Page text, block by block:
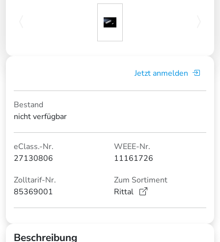
Jetzt anmelden
Bestand
nicht verfügbar
eClass.-Nr.
27130806
WEEE-Nr.
11161726
Zolltarif-Nr.
85369001
Zum Sortiment
Rittal
Beschreibung